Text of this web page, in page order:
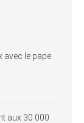
avec le pape
aux 30 000